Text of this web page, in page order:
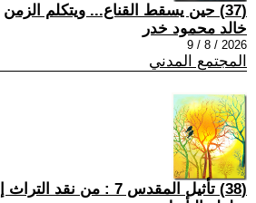
(37) حين يسقط القناع... ويتكلم الزمن
خالد محمود خدر
2026 / 8 / 9
المجتمع المدني
(38) تأثيل المقدس 7 : من نقد